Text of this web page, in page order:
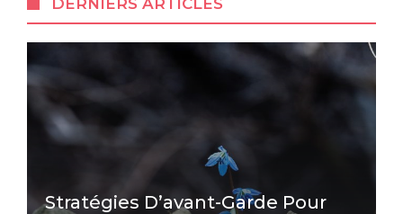
DERNIERS ARTICLES
Stratégies D’avant-Garde Pour